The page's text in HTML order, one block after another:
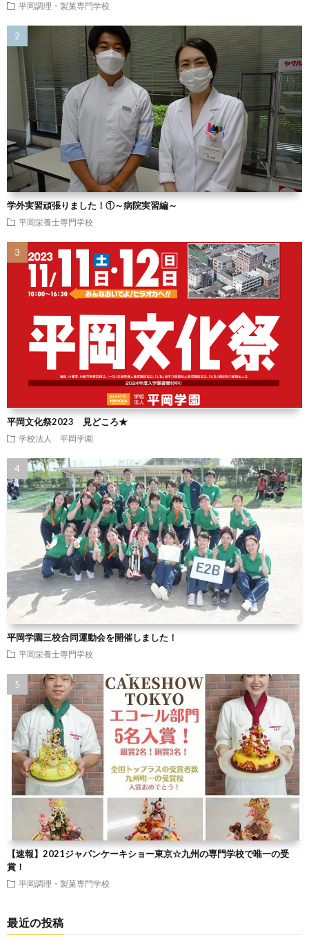
平岡調理・製菓専門学校
学外実習頑張りました！①～病院実習編～
平岡栄養士専門学校
平岡文化祭2023 見どころ★
学校法人 平岡学園
平岡学園三校合同運動会を開催しました！
平岡栄養士専門学校
【速報】2021ジャパンケーキショー東京☆九州の専門学校で唯一の受
賞！
平岡調理・製菓専門学校
最近の投稿